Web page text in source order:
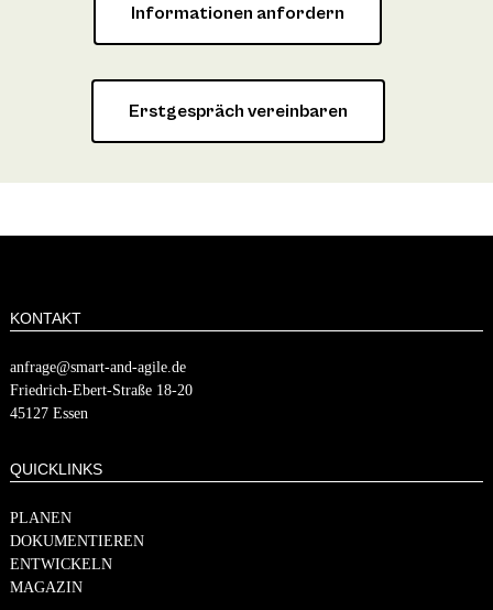
Informationen anfordern
Erstgespräch vereinbaren
KONTAKT
anfrage@smart-and-agile.de
​​Friedrich-Ebert-Straße 18-20
45127 Essen
QUICKLINKS
PLANEN
DOKUMENTIEREN
ENTWICKELN
MAGAZIN